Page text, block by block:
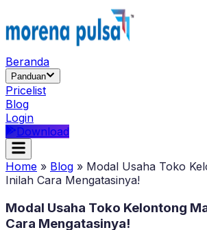
Beranda
Panduan
Pricelist
Blog
Login
Download
Home » Blog » Modal Usaha Toko
Inilah Cara Mengatasinya!
Modal Usaha Toko Kelontong
Cara Mengatasinya!